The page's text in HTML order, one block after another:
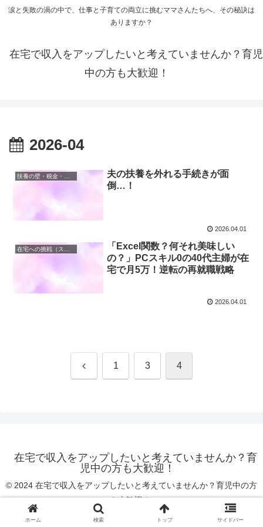
涙と失敗の渦の中で、仕事と子育ての両立に挑むママさんたちへ、その秘訣は
ありますか？
在宅で収入をアップしたいと考えていませんか？育児
中の方も大歓迎！
2026-04
夫の扶養を外れる手続きが面
倒…！
2026.04.01
「Excel関数？何それ美味しい
の？」PCスキル0の40代主婦が在
宅で月5万！逆転の再就職戦略
2026.04.01
前 1 3 4
在宅で収入をアップしたいと考えていませんか？育
児中の方も大歓迎！
© 2024 在宅で収入をアップしたいと考えていませんか？育児中の方
も大歓迎！.
ホーム 検索 トップ サイドバー